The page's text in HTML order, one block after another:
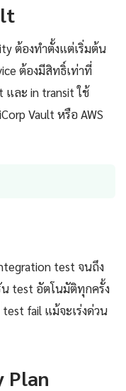
ต้องทำตั้งแต่เริ่มต้น
ต้องมีสิทธิ์เท่าที่
และ in transit ใช้
Vault หรือ AWS
test จนถึง
น test อัตโนมัติทุกครั้ง
fail แม้จะเร่งด่วน
Plan